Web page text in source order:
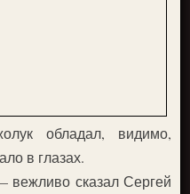
обладал, видимо,
в глазах.
сказал Сергей